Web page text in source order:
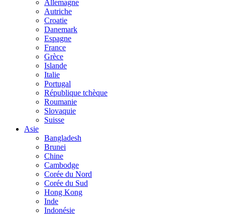
Allemagne
Autriche
Croatie
Danemark
Espagne
France
Grèce
Islande
Italie
Portugal
République tchèque
Roumanie
Slovaquie
Suisse
Asie
Bangladesh
Brunei
Chine
Cambodge
Corée du Nord
Corée du Sud
Hong Kong
Inde
Indonésie